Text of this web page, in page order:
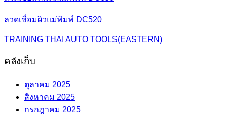
ลวดเชื่อมผิวแม่พิมพ์ DC520
TRAINING THAI AUTO TOOLS(EASTERN)
คลังเก็บ
ตุลาคม 2025
สิงหาคม 2025
กรกฎาคม 2025